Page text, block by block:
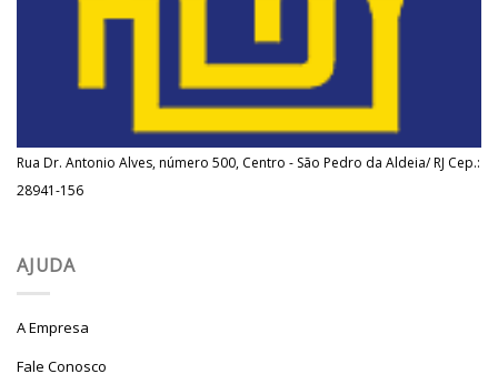
Rua Dr. Antonio Alves, número 500, Centro - São Pedro da Aldeia/ RJ Cep.:
28941-156
AJUDA
A Empresa
Fale Conosco